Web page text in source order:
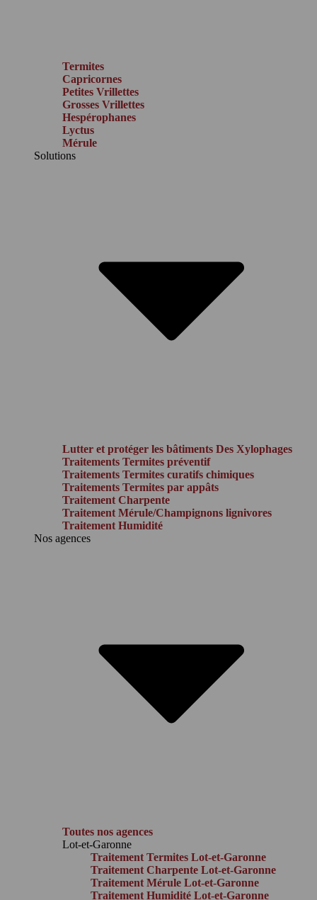
Termites
Capricornes
Petites Vrillettes
Grosses Vrillettes
Hespérophanes
Lyctus
Mérule
Solutions
Lutter et protéger les bâtiments Des Xylophages
Traitements Termites préventif
Traitements Termites curatifs chimiques
Traitements Termites par appâts
Traitement Charpente
Traitement Mérule/Champignons lignivores
Traitement Humidité
Nos agences
Toutes nos agences
Lot-et-Garonne
Traitement Termites Lot-et-Garonne
Traitement Charpente Lot-et-Garonne
Traitement Mérule Lot-et-Garonne
Traitement Humidité Lot-et-Garonne